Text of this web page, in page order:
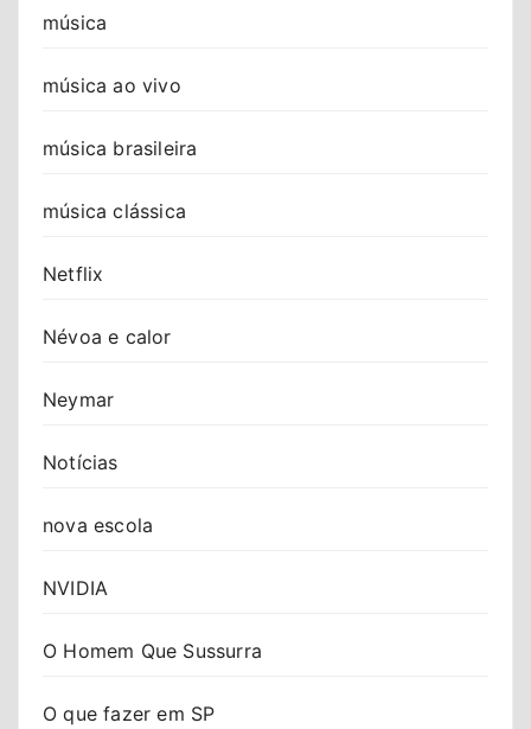
música
música ao vivo
música brasileira
música clássica
Netflix
Névoa e calor
Neymar
Notícias
nova escola
NVIDIA
O Homem Que Sussurra
O que fazer em SP